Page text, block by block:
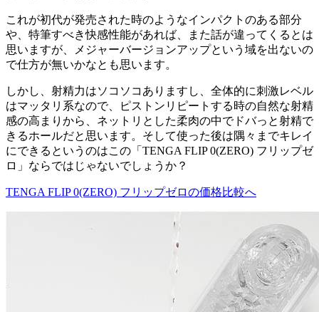
これが初代が発売された時のようなインパクトのある部分
や、特筆すべき快感性能があれば、また話が違ってくるとは
思いますが、メジャーバージョンアップという域を出ないの
で仕方が無いかなとも思います。
しかし、射精力はソコソコありますし、全体的に刺激レベル
はマッタリ系なので、ピストンリピートする時の自然な射精
感の高まりから、ネットリとした柔肉の中でドバっと射精で
きるホールだと思います。そして使った後は隅々までキレイ
にできるというのはこの「TENGA FLIP 0(ZERO) フリップゼ
ロ」ならではじゃないでしょうか？
TENGA FLIP 0(ZERO) フリップゼロの価格比較へ